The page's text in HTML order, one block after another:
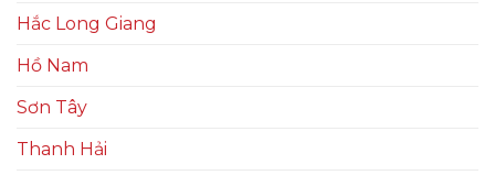
Hắc Long Giang
Hồ Nam
Sơn Tây
Thanh Hải